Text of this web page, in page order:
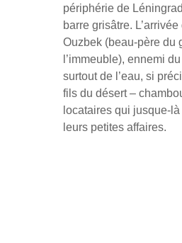
périphérie de
barre grisâtre. L’arrivée
Ouzbek (beau-père du
l’immeuble), ennemi
surtout de l’eau, si
fils du désert –
locataires qui jusque-
leurs petites affaires.